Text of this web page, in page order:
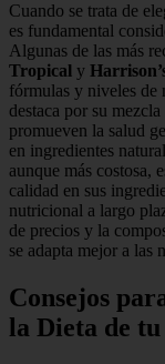
Cuando se trata de
es fundamental
Algunas de las más
Tropical y
fórmulas y niveles de
destaca por su
promueven la salud
en ingredientes
aunque más costosa,
calidad en sus
nutricional a largo
de precios y la
se adapta mejor a las
Consejos
la Dieta de